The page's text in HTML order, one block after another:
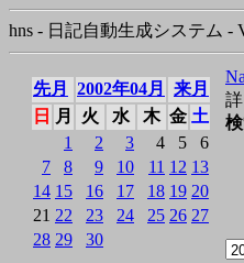
hns - 日記自動生成システム -
先月 2002年04月
来月
日
月 火 水 木 金 土
1
2 3 4 5
6
7
8 9 10 11 12 13
14 15 16 17 18 19 20
21 22 23 24 25 26 27
28 29 30